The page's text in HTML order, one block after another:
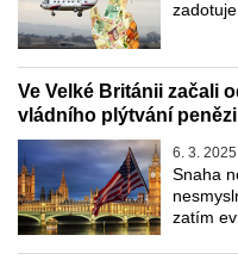
Ve Velké Británii začali
vládního plýtvání penězi
6. 3. 2025
Snaha
zatím